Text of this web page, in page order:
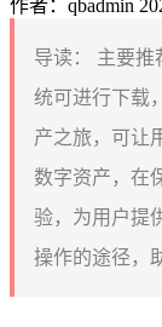
作者：qbadmin
导读：
主要推
统可进行下载
产之旅，可让
数字资产，在
验，为用户提
操作的途径，